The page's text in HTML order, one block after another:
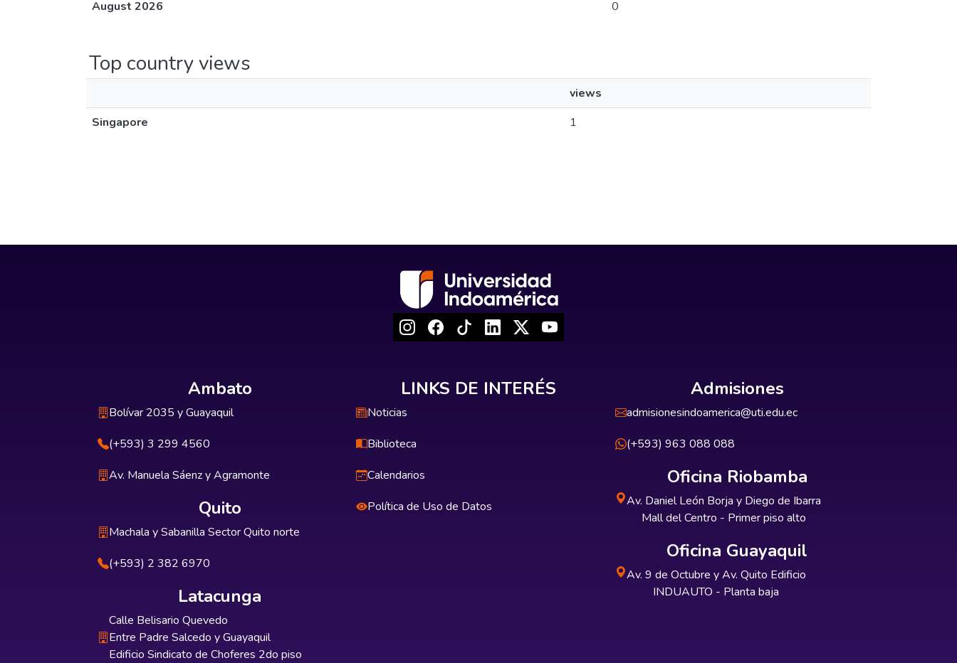
August 2026
0
Top country views
views
Singapore
1
Ambato
Bolívar 2035 y Guayaquil
(+593) 3 299 4560
Av. Manuela Sáenz y Agramonte
Quito
Machala y Sabanilla Sector Quito norte
(+593) 2 382 6970
Latacunga
Calle Belisario Quevedo
Entre Padre Salcedo y Guayaquil
Edificio Sindicato de Choferes 2do piso
LINKS DE INTERÉS
Noticias
Biblioteca
Calendarios
Política de Uso de Datos
Admisiones
admisionesindoamerica@uti.edu.ec
(+593) 963 088 088
Oficina Riobamba
Av. Daniel León Borja y Diego de Ibarra
Mall del Centro - Primer piso alto
Oficina Guayaquil
Av. 9 de Octubre y Av. Quito Edificio
INDUAUTO - Planta baja